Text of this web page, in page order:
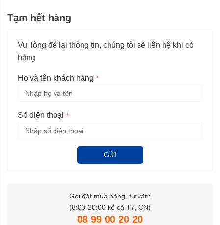
Tạm hết hàng
Vui lòng để lại thông tin, chúng tôi sẽ liên hệ khi có
hàng
Họ và tên khách hàng
Số điện thoại
GỬI
Gọi đặt mua hàng, tư vấn:
(8:00-20:00 kể cả T7, CN)
08 99 00 20 20